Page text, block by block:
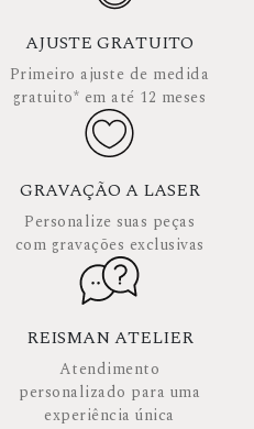
AJUSTE GRATUITO
Primeiro ajuste de medida
gratuito* em até 12 meses
GRAVAÇÃO A LASER
Personalize suas peças
com gravações exclusivas
REISMAN ATELIER
Atendimento
personalizado para uma
experiência única